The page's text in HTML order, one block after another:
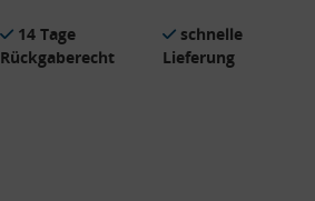
14 Tage
Rückgaberecht
schnelle
Lieferung